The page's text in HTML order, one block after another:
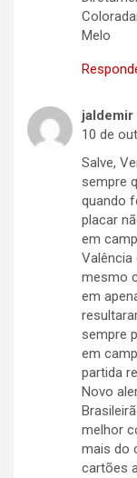
Melo
jaldemir
10 de
Salve,
sempre
quando
placar
em
Valência
mesmo
em
sempre
em
partida
Novo
melhor
mais do
cartões